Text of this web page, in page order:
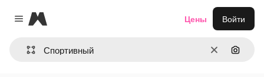
Close menu
Magnific
ОчиститьПоиск
Цены Войти